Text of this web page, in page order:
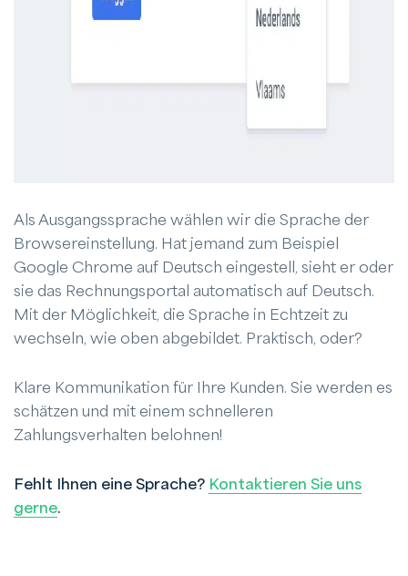
Als Ausgangssprache wählen wir die Sprache der
Browsereinstellung. Hat jemand zum Beispiel
Google Chrome auf Deutsch eingestell, sieht er oder
sie das Rechnungsportal automatisch auf Deutsch.
Mit der Möglichkeit, die Sprache in Echtzeit zu
wechseln, wie oben abgebildet. Praktisch, oder?
Klare Kommunikation für Ihre Kunden. Sie werden es
schätzen und mit einem schnelleren
Zahlungsverhalten belohnen!
Fehlt Ihnen eine Sprache? Kontaktieren Sie uns
gerne.